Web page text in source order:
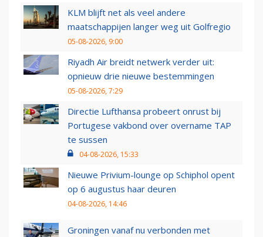
KLM blijft net als veel andere
maatschappijen langer weg uit Golfregio
05-08-2026, 9:00
Riyadh Air breidt netwerk verder uit:
opnieuw drie nieuwe bestemmingen
05-08-2026, 7:29
Directie Lufthansa probeert onrust bij
Portugese vakbond over overname TAP
te sussen
04-08-2026, 15:33
Nieuwe Privium-lounge op Schiphol opent
op 6 augustus haar deuren
04-08-2026, 14:46
Groningen vanaf nu verbonden met